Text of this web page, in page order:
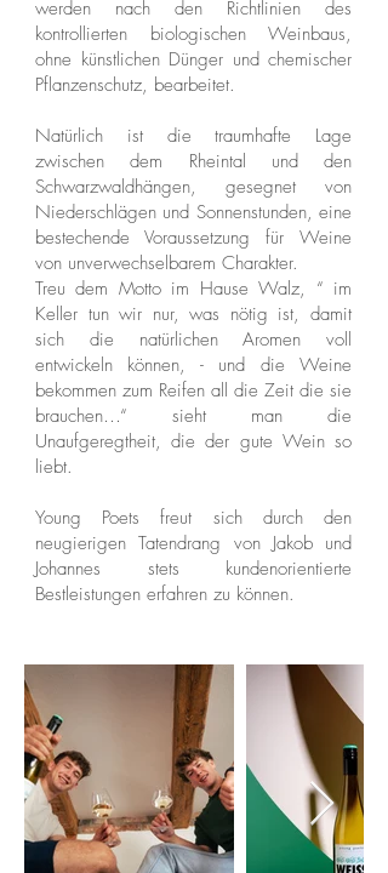
werden nach den Richtlinien des
kontrollierten biologischen Weinbaus,
ohne künstlichen Dünger und chemischer
Pflanzenschutz, bearbeitet.
Natürlich ist die traumhafte Lage
zwischen dem Rheintal und den
Schwarzwaldhängen, gesegnet von
Niederschlägen und Sonnenstunden, eine
bestechende Voraussetzung für Weine
von unverwechselbarem Charakter.
Treu dem Motto im Hause Walz, “ im
Keller tun wir nur, was nötig ist, damit
sich die natürlichen Aromen voll
entwickeln können, - und die Weine
bekommen zum Reifen all die Zeit die sie
brauchen…“ sieht man die
Unaufgeregtheit, die der gute Wein so
liebt.
Young Poets freut sich durch den
neugierigen Tatendrang von Jakob und
Johannes stets kundenorientierte
Bestleistungen erfahren zu können.